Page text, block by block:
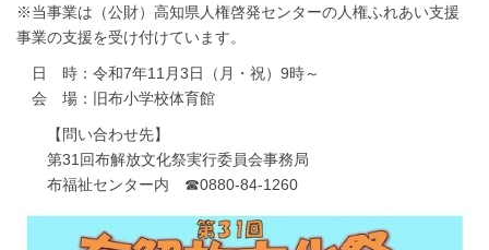
※当事業は（公財）高知県人権啓発センターの人権ふれあい支援
事業の支援を受け付けています。
日 時：令和7年11月3日（月・祝）9時～
会 場：旧布小学校体育館
【問い合わせ先】
第31回布解放文化祭実行委員会事務局
布福祉センター内 ☎0880-84-1260